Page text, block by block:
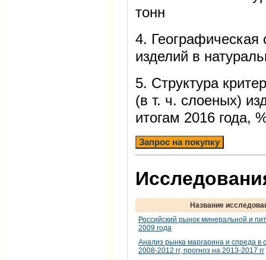
тонн
4. Географическая
изделий в
5. Структура
(в т. ч. слоеных)
итогам 2016 года,
Запрос на покупку
Название
Российский рынок минеральной и
2009 года
Анализ рынка маргарина и спреда в
2008-2012 гг, прогноз на 2013-2017 гг